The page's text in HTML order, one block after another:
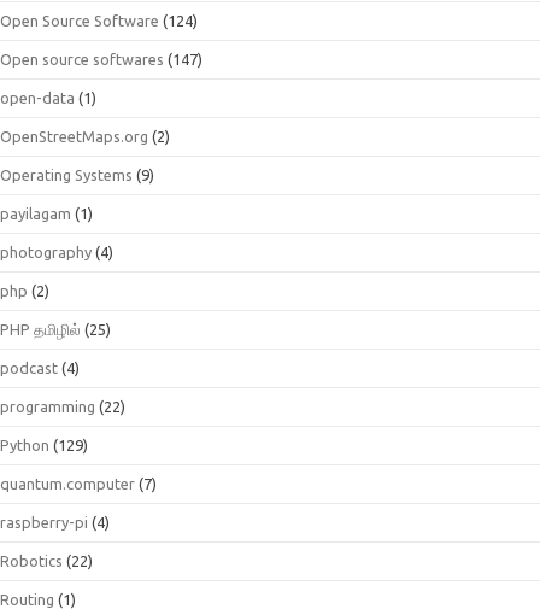
Open Source Software (124)
Open source softwares (147)
open-data (1)
OpenStreetMaps.org (2)
Operating Systems (9)
payilagam (1)
photography (4)
php (2)
PHP தமிழில் (25)
podcast (4)
programming (22)
Python (129)
quantum.computer (7)
raspberry-pi (4)
Robotics (22)
Routing (1)